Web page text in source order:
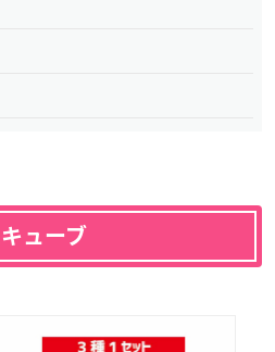
ューブ